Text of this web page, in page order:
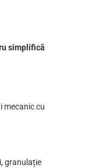
simplifică
mecanic cu
granulație